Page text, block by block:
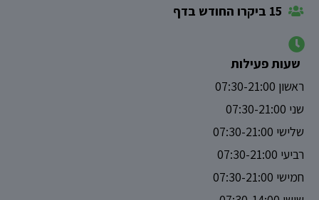
שעות פעילות
ראשון 07:30-21:00
שני 07:30-21:00
שלישי 07:30-21:00
רביעי 07:30-21:00
חמישי 07:30-21:00